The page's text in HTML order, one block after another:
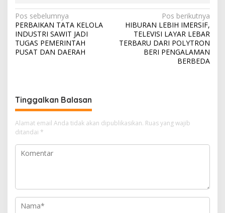
N
a
v
i
s
i
p
o
s
Pos sebelumnya
PERBAIKAN TATA KELOLA
INDUSTRI SAWIT JADI
TUGAS PEMERINTAH
PUSAT DAN DAERAH
Pos berikutnya
HIBURAN LEBIH IMERSIF,
TELEVISI LAYAR LEBAR
TERBARU DARI POLYTRON
BERI PENGALAMAN
BERBEDA
Tinggalkan Balasan
Alamat email Anda tidak akan dipublikasikan. Ruas yang wajib
ditandai *